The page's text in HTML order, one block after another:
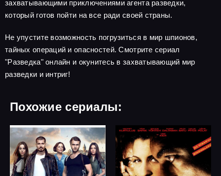
захватывающими приключениями агента разведки,
который готов пойти на все ради своей страны.
Не упустите возможность погрузиться в мир шпионов,
тайных операций и опасностей. Смотрите сериал
"Разведка" онлайн и окунитесь в захватывающий мир
разведки и интриг!
Похожие сериалы: